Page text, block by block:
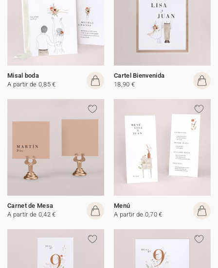
Misal boda
A partir de 0,85 €
Cartel Bienvenida
18,90 €
Carnet de Mesa
A partir de 0,42 €
Menú
A partir de 0,70 €